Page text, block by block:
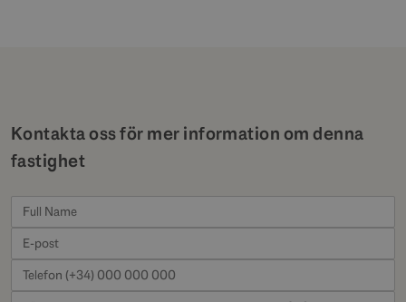
Kontakta oss för mer information om denna
fastighet